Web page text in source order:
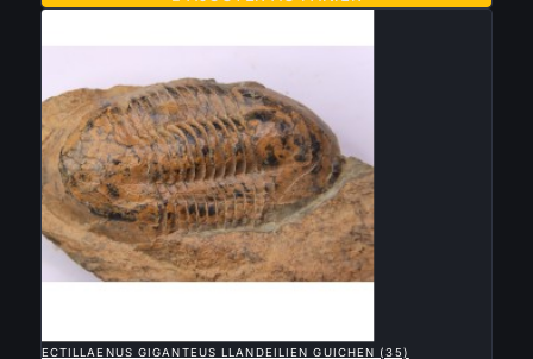
ECTILLAENUS GIGANTEUS LLANDEILIEN GUICHEN (35)